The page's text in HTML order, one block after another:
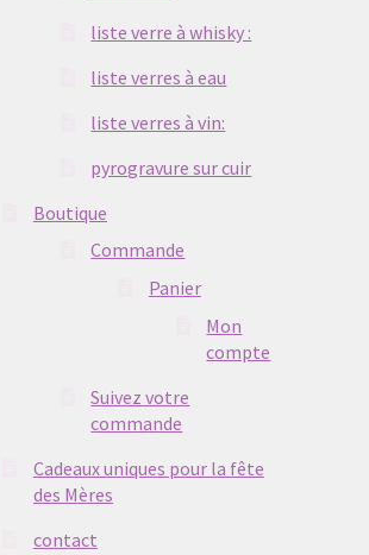
liste verre à whisky :
liste verres à eau
liste verres à vin:
pyrogravure sur cuir
Boutique
Commande
Panier
Mon
compte
Suivez votre
commande
Cadeaux uniques pour la fête
des Mères
contact